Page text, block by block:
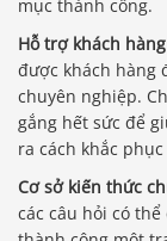
mục thành công.
Hỗ trợ khách
được khách hàng
chuyên nghiệp.
gắng hết sức để
ra cách khắc
Cơ sở kiến ​​thức
các câu hỏi có